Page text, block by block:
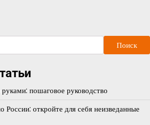
Поиск
пошаговое руководство
России: откройте для себя неизведанные